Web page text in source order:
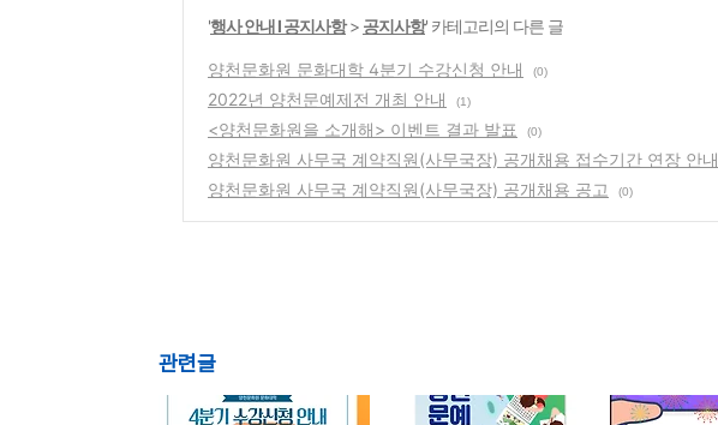
'행사 안내 Ι 공지사항> 공지사항' 카테고리의 다른 글
양천문화원 문화대학 4분기 수강신청 안내 (0)
2022년 양천문예제전 개최 안내 (1)
<양천문화원을 소개해> 이벤트 결과 발표 (0)
양천문화원 사무국 계약직원(사무국장) 공개채용 접수기간 연장 안내
양천문화원 사무국 계약직원(사무국장) 공개채용 공고 (0)
관련글